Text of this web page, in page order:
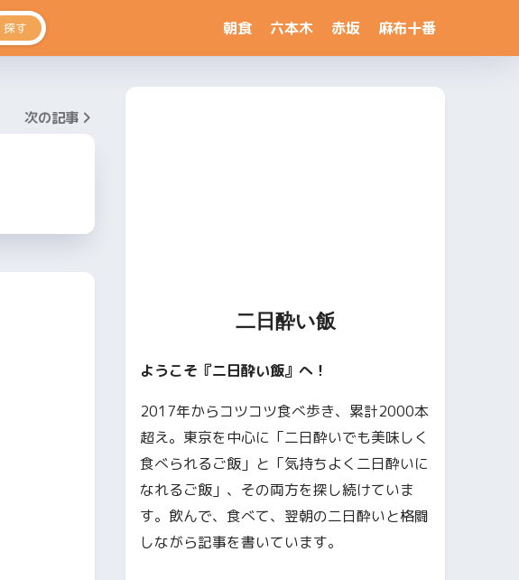
探す 朝食 六本木 赤坂 麻布十番
次の記事
二日酔い飯
ようこそ『二日酔い飯』へ！
2017年からコツコツ食べ歩き、累計2000本
超え。東京を中心に「二日酔いでも美味しく
食べられるご飯」と「気持ちよく二日酔いに
なれるご飯」、その両方を探し続けていま
す。飲んで、食べて、翌朝の二日酔いと格闘
しながら記事を書いています。